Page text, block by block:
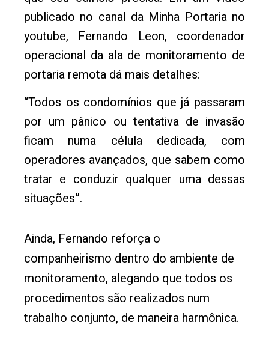
publicado no canal da Minha Portaria no
youtube, Fernando Leon, coordenador
operacional da ala de monitoramento de
portaria remota dá mais detalhes:
“Todos os condomínios que já passaram
por um pânico ou tentativa de invasão
ficam numa célula dedicada, com
operadores avançados, que sabem como
tratar e conduzir qualquer uma dessas
situações”.
Ainda, Fernando reforça o
companheirismo dentro do ambiente de
monitoramento, alegando que todos os
procedimentos são realizados num
trabalho conjunto, de maneira harmônica.